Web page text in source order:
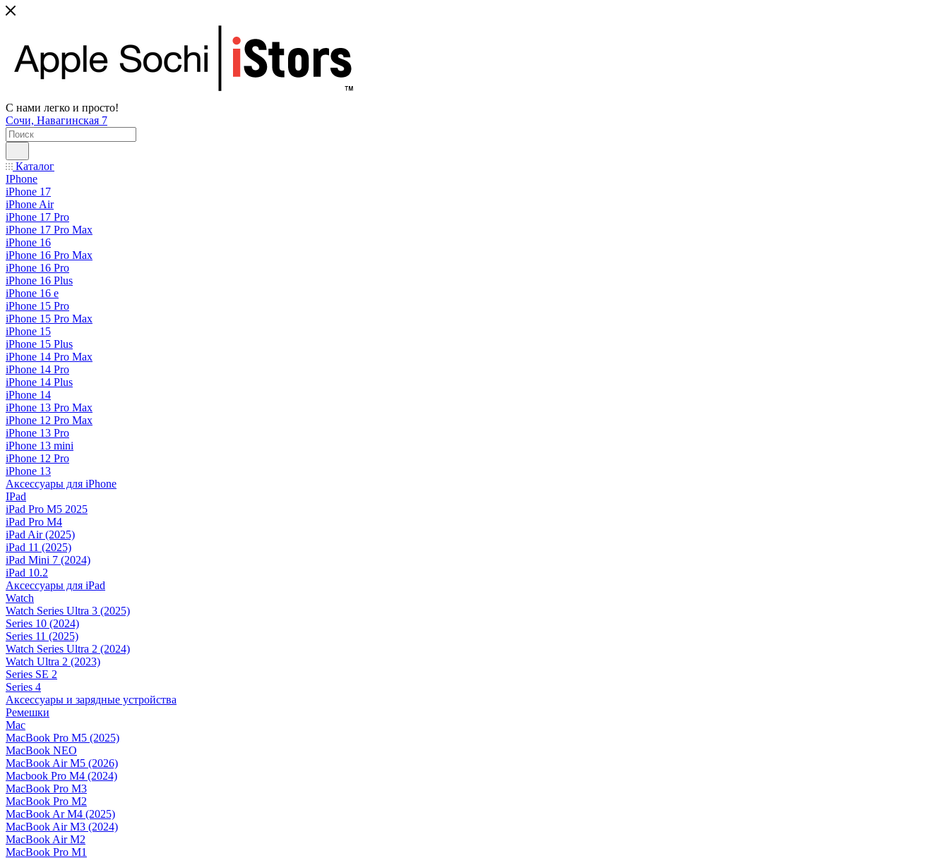
С нами легко и просто!
Сочи, Навагинская 7
Каталог
IPhone
iPhone 17
iPhone Air
iPhone 17 Pro
iPhone 17 Pro Max
iPhone 16
iPhone 16 Pro Max
iPhone 16 Pro
iPhone 16 Plus
iPhone 16 e
iPhone 15 Pro
iPhone 15 Pro Max
iPhone 15
iPhone 15 Plus
iPhone 14 Pro Max
iPhone 14 Pro
iPhone 14 Plus
iPhone 14
iPhone 13 Pro Max
iPhone 12 Pro Max
iPhone 13 Pro
iPhone 13 mini
iPhone 12 Pro
iPhone 13
Аксессуары для iPhone
IPad
iPad Pro M5 2025
iPad Pro M4
iPad Air (2025)
iPad 11 (2025)
iPad Mini 7 (2024)
iPad 10.2
Аксессуары для iPad
Watch
Watch Series Ultra 3 (2025)
Series 10 (2024)
Series 11 (2025)
Watch Series Ultra 2 (2024)
Watch Ultra 2 (2023)
Series SE 2
Series 4
Аксессуары и зарядные устройства
Ремешки
Mac
MacBook Pro M5 (2025)
MacBook NEO
MacBook Air M5 (2026)
Macbook Pro M4 (2024)
MacBook Pro M3
MacBook Pro M2
MacBook Ar M4 (2025)
MacBook Air M3 (2024)
MacBook Air M2
MacBook Pro M1